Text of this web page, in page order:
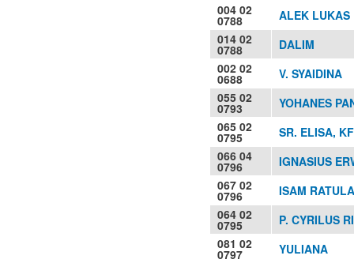
004 02
0788
ALEK LUKAS
014 02
0788
DALIM
002 02
0688
V. SYAIDINA
055 02
0793
YOHANES
065 02
0795
SR. ELISA,
066 04
0796
IGNASIUS
067 02
0796
ISAM
064 02
0795
P. CYRILUS
081 02
0797
YULIANA